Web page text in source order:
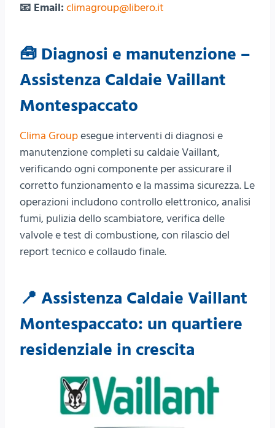
📧 Email: climagroup@libero.it
🧰 Diagnosi e manutenzione –
Assistenza Caldaie Vaillant
Montespaccato
Clima Groupesegue interventi di diagnosi e
manutenzione completi su caldaie Vaillant,
verificando ogni componente per assicurare il
corretto funzionamento e la massima sicurezza. Le
operazioni includono controllo elettronico, analisi
fumi, pulizia dello scambiatore, verifica delle
valvole e test di combustione, con rilascio del
report tecnico e collaudo finale.
📍 Assistenza Caldaie Vaillant
Montespaccato: un quartiere
residenziale in crescita